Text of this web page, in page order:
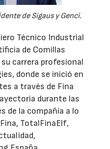
de Sigaus y Genci.
Técnico Industrial
de Comillas
carrera profesional
donde se inició en
a través de Fina
durante las
de la compañía a lo
TotalFinaElf,